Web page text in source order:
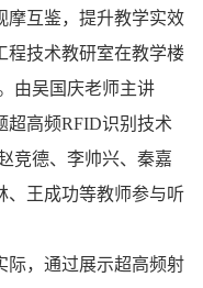
摩互鉴，提升教学实效
程技术教研室在教学楼
由吴国庆老师主讲
超高频RFID识别技术
竞德、李帅兴、秦嘉
、王成功等教师参与听
际，通过展示超高频射